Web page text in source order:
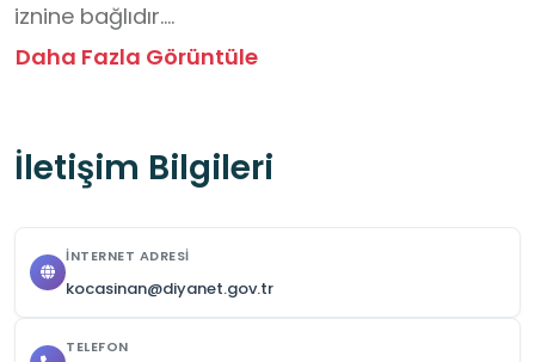
iznine bağlıdır.
Ücretsizdir.
Daha Fazla Görüntüle
İletişim Bilgileri
İNTERNET ADRESI
kocasinan@diyanet.gov.tr
TELEFON